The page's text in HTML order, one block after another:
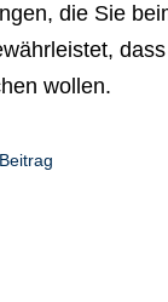
die Sie
wollen.